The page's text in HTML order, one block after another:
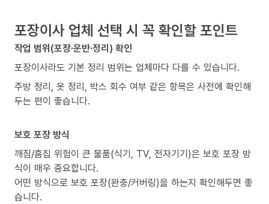
포장이사 업체 선택 시 꼭 확인할 포인트
작업 범위(포장·운반·정리) 확인
포장이사라도 기본 정리 범위는 업체마다 다를 수 있습니다.
주방 정리, 옷 정리, 박스 회수 여부 같은 항목은 사전에 확인해
두는 편이 좋습니다.
보호 포장 방식
깨짐/흠집 위험이 큰 물품(식기, TV, 전자기기)은 보호 포장 방
식이 매우 중요합니다.
어떤 방식으로 보호 포장(완충/커버링)을 하는지 확인해두면 좋
습니다.